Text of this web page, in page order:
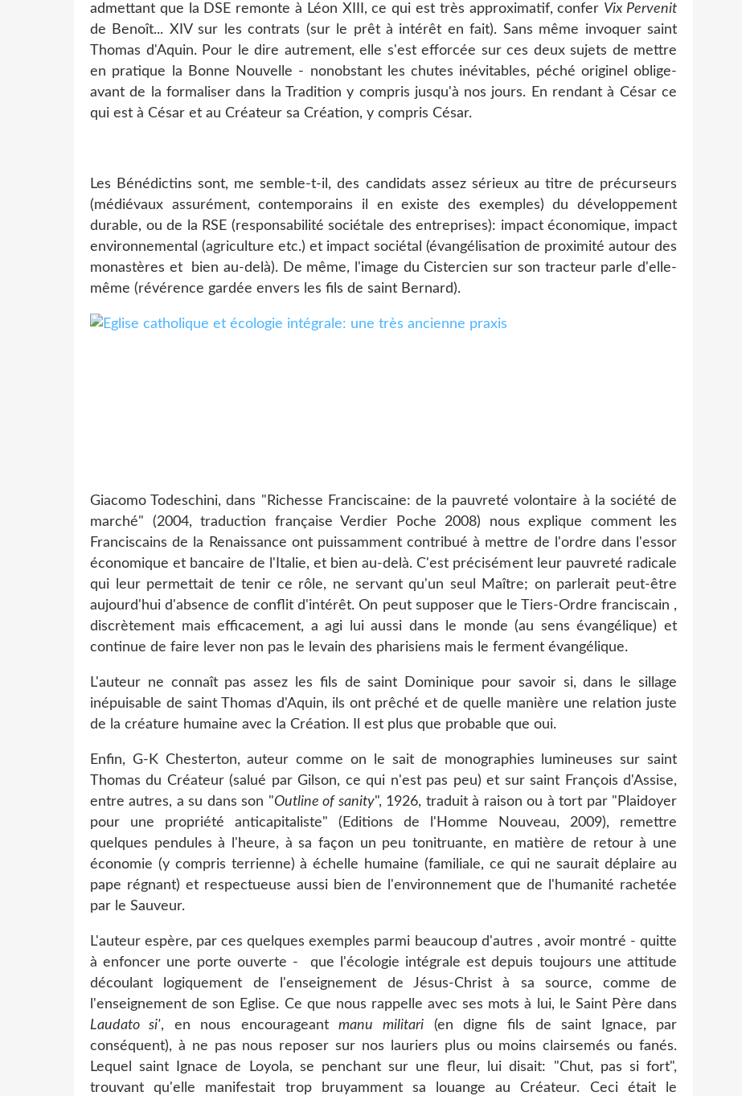
admettant que la DSE remonte à Léon XIII, ce qui est très approximatif, confer Vix Pervenit
de Benoît... XIV sur les contrats (sur le prêt à intérêt en fait). Sans même invoquer saint
Thomas d'Aquin. Pour le dire autrement, elle s'est efforcée sur ces deux sujets de mettre
en pratique la Bonne Nouvelle - nonobstant les chutes inévitables, péché originel oblige-
avant de la formaliser dans la Tradition y compris jusqu'à nos jours. En rendant à César ce
qui est à César et au Créateur sa Création, y compris César.
Les Bénédictins sont, me semble-t-il, des candidats assez sérieux au titre de précurseurs
(médiévaux assurément, contemporains il en existe des exemples) du développement
durable, ou de la RSE (responsabilité sociétale des entreprises): impact économique, impact
environnemental (agriculture etc.) et impact sociétal (évangélisation de proximité autour des
monastères et bien au-delà). De même, l'image du Cistercien sur son tracteur parle d'elle-
même (révérence gardée envers les fils de saint Bernard).
Giacomo Todeschini, dans "Richesse Franciscaine: de la pauvreté volontaire à la société de
marché" (2004, traduction française Verdier Poche 2008) nous explique comment les
Franciscains de la Renaissance ont puissamment contribué à mettre de l'ordre dans l'essor
économique et bancaire de l'Italie, et bien au-delà. C'est précisément leur pauvreté radicale
qui leur permettait de tenir ce rôle, ne servant qu'un seul Maître; on parlerait peut-être
aujourd'hui d'absence de conflit d'intérêt. On peut supposer que le Tiers-Ordre franciscain ,
discrètement mais efficacement, a agi lui aussi dans le monde (au sens évangélique) et
continue de faire lever non pas le levain des pharisiens mais le ferment évangélique.
L'auteur ne connaît pas assez les fils de saint Dominique pour savoir si, dans le sillage
inépuisable de saint Thomas d'Aquin, ils ont prêché et de quelle manière une relation juste
de la créature humaine avec la Création. Il est plus que probable que oui.
Enfin, G-K Chesterton, auteur comme on le sait de monographies lumineuses sur saint
Thomas du Créateur (salué par Gilson, ce qui n'est pas peu) et sur saint François d'Assise,
entre autres, a su dans son "Outline of sanity", 1926, traduit à raison ou à tort par "Plaidoyer
pour une propriété anticapitaliste" (Editions de l'Homme Nouveau, 2009), remettre
quelques pendules à l'heure, à sa façon un peu tonitruante, en matière de retour à une
économie (y compris terrienne) à échelle humaine (familiale, ce qui ne saurait déplaire au
pape régnant) et respectueuse aussi bien de l'environnement que de l'humanité rachetée
par le Sauveur.
L'auteur espère, par ces quelques exemples parmi beaucoup d'autres , avoir montré - quitte
à enfoncer une porte ouverte - que l'écologie intégrale est depuis toujours une attitude
découlant logiquement de l'enseignement de Jésus-Christ à sa source, comme de
l'enseignement de son Eglise. Ce que nous rappelle avec ses mots à lui, le Saint Père dans
Laudato si', en nous encourageant manu militari (en digne fils de saint Ignace, par
conséquent), à ne pas nous reposer sur nos lauriers plus ou moins clairsemés ou fanés.
Lequel saint Ignace de Loyola, se penchant sur une fleur, lui disait: "Chut, pas si fort",
trouvant qu'elle manifestait trop bruyamment sa louange au Créateur. Ceci était le